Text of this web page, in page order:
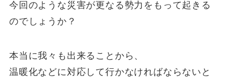
今回のような災害が更なる勢力をもって起きる
のでしょうか？
本当に我々も出来ることから、
温暖化などに対応して行かなければならないと